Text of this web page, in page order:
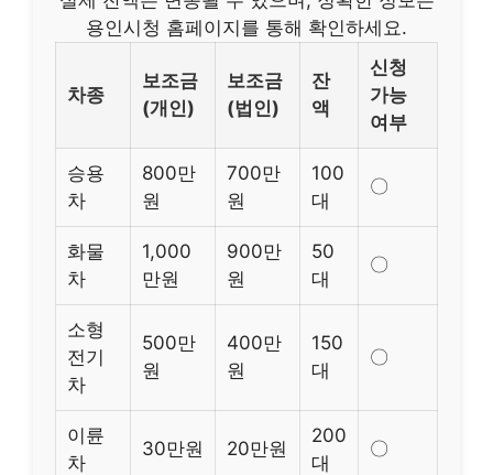
용인시청 홈페이지를 통해 확인하세요.
차종
보조금
(개인)
보조금
(법인)
잔
액
신청
가능
여부
승용
차
800만
원
700만
원
100
대
〇
화물
차
1,000
만원
900만
원
50
대
〇
소형
전기
차
500만
원
400만
원
150
대
〇
이륜
차
30만원 20만원
200
대
〇